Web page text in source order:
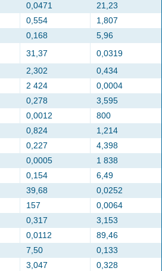
0,0471
21,23
0,554
1,807
0,168
5,96
31,37
0,0319
2,302
0,434
2 424
0,0004
0,278
3,595
0,0012
800
0,824
1,214
0,227
4,398
0,0005
1 838
0,154
6,49
39,68
0,0252
157
0,0064
0,317
3,153
0,0112
89,46
7,50
0,133
3,047 0,328